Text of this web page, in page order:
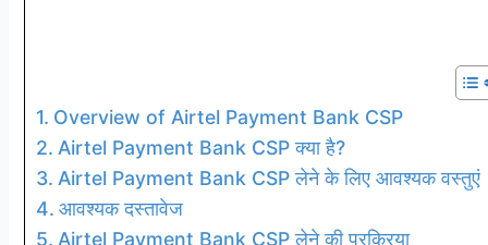
Overview of Airtel Payment Bank CSP
Airtel Payment Bank CSP क्या है?
Airtel Payment Bank CSP लेने के लिए आवश्यक वस्तुएं
आवश्यक दस्तावेज
Airtel Payment Bank CSP लेने की प्रक्रिया